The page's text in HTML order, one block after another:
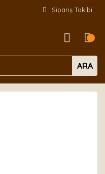
Sipariş Takibi
ARA